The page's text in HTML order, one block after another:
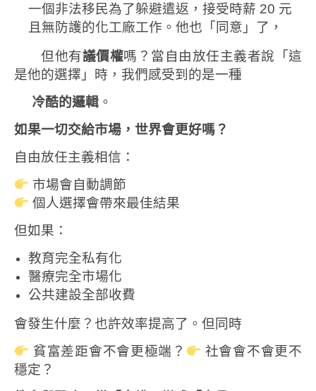
一個非法移民為了躲避遣返，接受時薪 20 元
且無防護的化工廠工作。他也「同意」了，
但他有議價權嗎？當自由放任主義者說「這
是他的選擇」時，我們感受到的是一種
冷酷的邏輯 。
如果一切交給市場，世界會更好嗎？
自由放任主義相信：
市場會自動調節
個人選擇會帶來最佳結果
但如果：
教育完全私有化
醫療完全市場化
公共建設全部收費
會發生什麼？ 也許效率提高了。 但同時
貧富差距會不會更極端？
社會會不會更不
穩定？